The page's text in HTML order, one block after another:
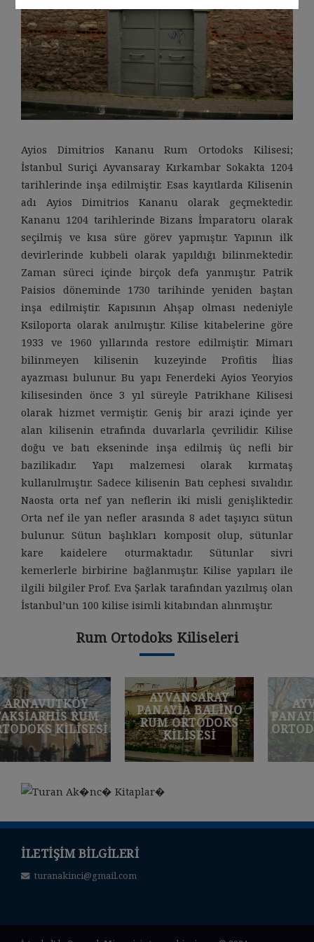
Ayios Dimitrios Kananu Rum Ortodoks Kilisesi;
İstanbul Suriçi Ayvansaray Kırkambar Sokakta 1204
tarihlerinde inşa edilmiştir. Esas kayıtlarda Kilisenin
adı Ayios Dimitrios Kananu olarak geçmektedir.
Kananu 1204 tarihlerinde Bizans İmparatoru olarak
seçilmiş ve kısa süre görev yapmıştır. Yapının ilk
devirlerinde kubbeli olarak yapıldığı bilinmektedir.
Zaman süreci içinde birçok defa yanmıştır. Patrik
Paisios döneminde 1730 tarihinde yeniden baştan
inşa edilmiştir. Kapısının Ahşap olması nedeniyle
Ksiloporta olarak anılmıştır. Kilise kitabelerine göre
1933 ve 1960 yıllarında restore edilmiştir. Mimarı
bilinmeyen kilisenin kuzeyinde Profitis İlias
ayazması bulunur. Bu yapı Fenerdeki Ayios Yeoryios
kilisesinden önce 3 yıl süreyle Patrikhane Kilisesi
olarak hizmet vermiştir. Geniş bir arazi içinde yer
alan kilisenin etrafında duvarlarla çevrilidir. Kilise
doğu ve batı ekseninde inşa edilmiş üç nefli bir
bazilikadır. Yapı malzemesi olarak kırmataş
kullanılmıştır. Sadece kilisenin Batı cephesi sıvalıdır.
Naosta orta nef yan neflerin iki misli genişliktedir.
Orta nef ile yan nefler arasında 8 adet taşıyıcı sütun
bulunur. Sütun başlıkları komposit olup, sütunlar
kare kaidelere oturmaktadır. Sütunlar sivri
kemerlerle birbirine bağlanmıştır. Kilise yapıları ile
ilgili bilgiler Prof. Eva Şarlak tarafından yazılmış olan
İstanbul’un 100 kilise isimli kitabından alınmıştır.
Rum Ortodoks Kiliseleri
AYVANSARAY
PANAYIA BALINO
RUM ORTODOKS
KILISESI
AYVANSARAY
PANAYIA SUDA RUM
ORTODOKS KILISESI
İLETIŞIM BILGILERI
turanakinci@gmail.com